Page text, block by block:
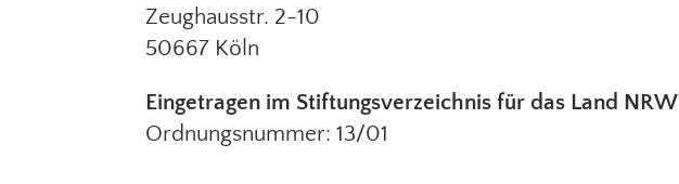
Zeughausstr. 2-10
50667 Köln
Eingetragen im Stiftungsverzeichnis für das Land NRW
Ordnungsnummer: 13/01